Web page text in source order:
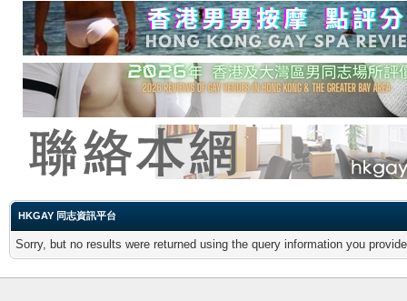
HKGAY 同志資訊平台
Sorry, but no results were returned using the query information you